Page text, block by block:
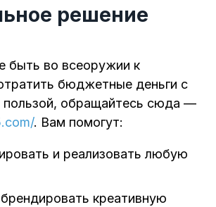
решение
быть во всеоружии к
бюджетные деньги с
пользой, обращайтесь сюда —
. Вам помогут:
и реализовать любую
креативную